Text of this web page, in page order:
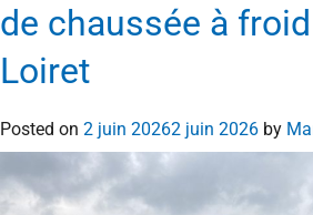
de chaussée à
Loiret
Posted on 2 juin 20262 juin 2026 by